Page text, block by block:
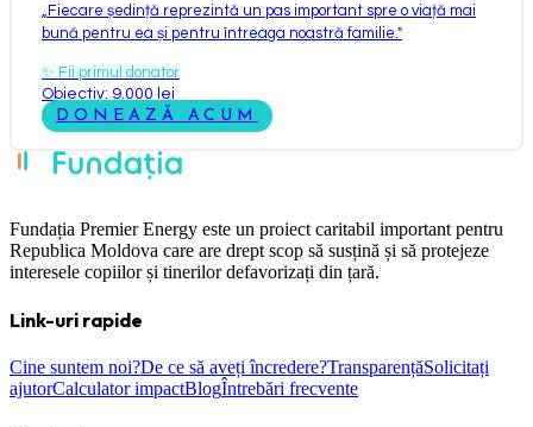
Fiecare ședință reprezintă un pas important spre o viață mai
bună pentru ea și pentru întreaga noastră familie. "
✨ Fii primul donator
Obiectiv: 9.000 lei
DONEAZĂ ACUM
Fundația Premier Energy este un proiect caritabil important pentru
Republica Moldova care are drept scop să susțină și să protejeze
interesele copiilor și tinerilor defavorizați din țară.
Link-uri rapide
Cine suntem noi?De ce să aveți încredere?TransparențăSolicitați
ajutorCalculator impactBlogÎntrebări frecvente